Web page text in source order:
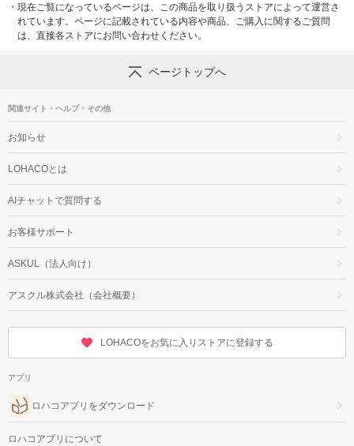
・ 現在ご覧になっているページは、この商品を取り扱うストアによって運営さ
れています。ページに記載されている内容や商品、ご購入に関するご質問
は、直接各ストアにお問い合わせください。
ページトップへ
関連サイト・ヘルプ・その他
お知らせ
LOHACOとは
AIチャットで質問する
お客様サポート
ASKUL（法人向け）
アスクル株式会社（会社概要）
LOHACOをお気に入りストアに登録する
アプリ
ロハコアプリをダウンロード
ロハコアプリについて